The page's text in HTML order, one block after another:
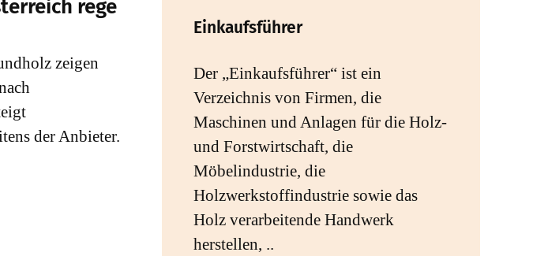
rege
zeigen
der Anbieter.
Einkaufsführer
Der „Einkaufsführer“ ist ein
Verzeichnis von Firmen, die
Maschinen und Anlagen für die Holz-
und Forstwirtschaft, die
Möbelindustrie, die
Holzwerkstoffindustrie sowie das
Holz verarbeitende Handwerk
herstellen, ..